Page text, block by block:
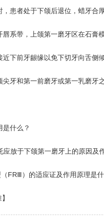
患者处于下颌后退位，蜡牙合
唇系带，上颌第一磨牙区在石膏
下前牙龈缘以免下切牙向舌侧倾
牙和第一前磨牙或第一乳磨牙
是什么？
放于下颌第一磨牙上的原因及
FRⅢ）的适应证及作用原理是什